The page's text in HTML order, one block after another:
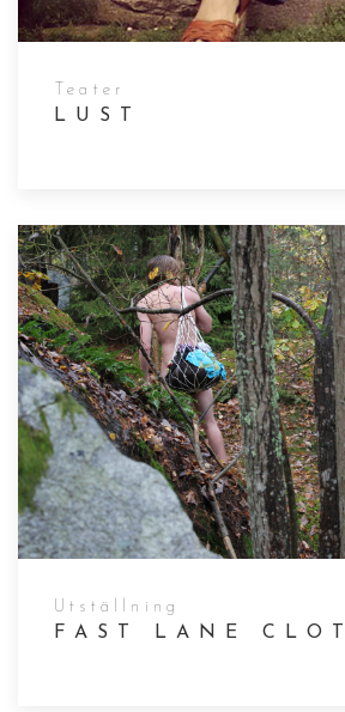
Teater
LUST
Utställning
FAST LANE